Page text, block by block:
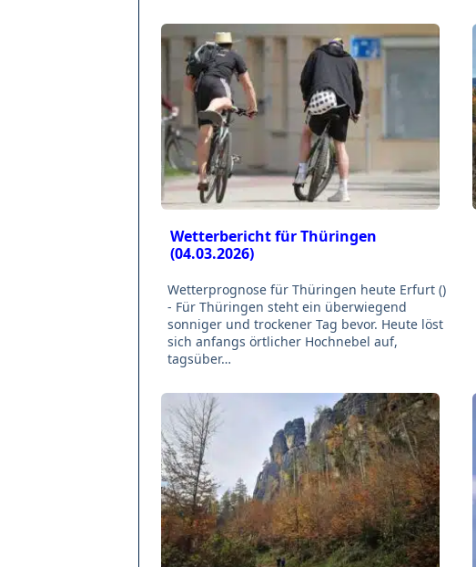
Wetterbericht für Thüringen
(04.03.2026)
Wetterprognose für Thüringen heute Erfurt ()
- Für Thüringen steht ein überwiegend
sonniger und trockener Tag bevor. Heute löst
sich anfangs örtlicher Hochnebel auf,
tagsüber…